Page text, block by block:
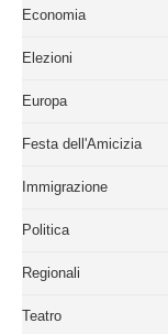
Economia
Elezioni
Europa
Festa dell'Amicizia
Immigrazione
Politica
Regionali
Teatro